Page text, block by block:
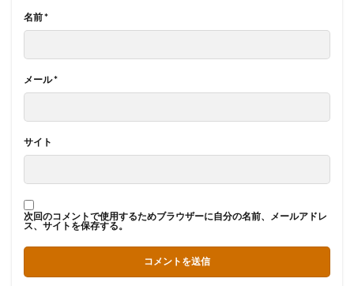
名前*
メール*
サイト
次回のコメントで使用するためブラウザーに自分の名前、メールアドレ
ス、サイトを保存する。